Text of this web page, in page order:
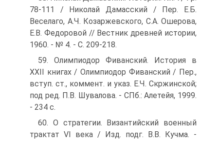
78-111 / Николай Дамасский / Пер. Е.Б.
Веселаго, А.Ч. Козаржевского, С.А. Ошерова,
Е.В. Федоровой // Вестник древней истории,
1960. - № 4. - С. 209-218.
59. Олимпиодор Фиванский. История в
ХХІІ книгах / Олимпиодор Фиванский / Пер.,
вступ. ст., коммент. и указ. Е.Ч. Скржинской;
под ред. П.В. Шувалова. - СПб.: Алетейя, 1999.
- 234 с.
60. О стратегии. Византийский военный
трактат VI века / Изд. подг. В.В. Кучма. -